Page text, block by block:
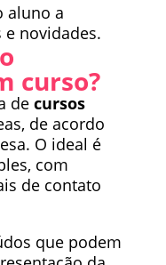
aluno a
novidades.
curso?
de cursos
de acordo
O ideal é
com
de contato
que podem